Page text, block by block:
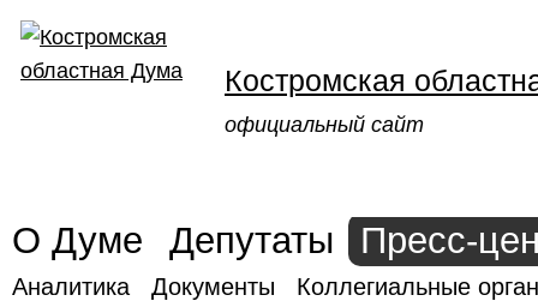
Костромская
официальный сайт
О Думе Депутаты Пресс-
Аналитика Документы Коллегиальные